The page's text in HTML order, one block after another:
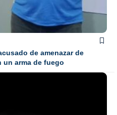
de amenazar de
un arma de fuego